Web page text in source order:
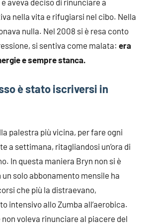
aveva deciso di rinunciare a
nella vita e rifugiarsi nel cibo. Nella
nulla. Nel 2008 si è resa conto
si sentiva come malata: era
e sempre stanca.
è stato iscriversi in
palestra più vicina, per fare ogni
a settimana, ritagliandosi un’ora di
In questa maniera Bryn non si è
solo abbonamento mensile ha
che più la distraevano,
intensivo allo Zumba all’aerobica.
non voleva rinunciare al piacere del